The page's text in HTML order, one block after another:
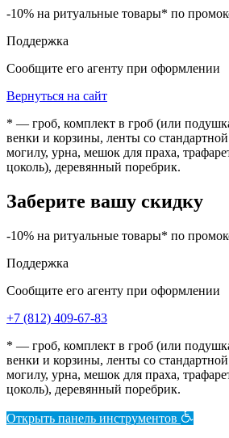
-10% на ритуальные товары* по
Поддержка
Сообщите его агенту при оформлении
Вернуться на сайт
* — гроб, комплект в гроб (или
венки и корзины, ленты со
могилу, урна, мешок для праха,
цоколь), деревянный поребрик.
Заберите вашу скидку
-10% на ритуальные товары* по
Поддержка
Сообщите его агенту при оформлении
+7 (812) 409-67-83
* — гроб, комплект в гроб (или
венки и корзины, ленты со
могилу, урна, мешок для праха,
цоколь), деревянный поребрик.
Открыть панель инструментов